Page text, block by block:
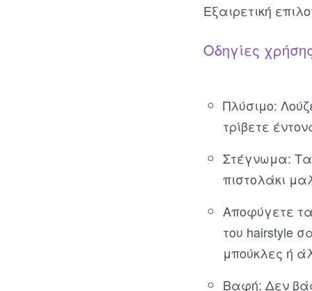
Εξαιρετική
Οδηγίες
Πλύσιμο:
τρίβετε
Στέγνωμα: Τα
πιστολάκι
Αποφύγετε
του hairstyle
μπούκλες ή
Βαφή: Δεν